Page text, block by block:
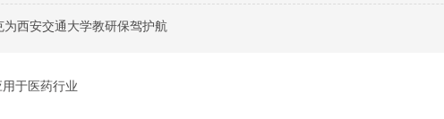
西安交通大学教研保驾护航
于医药行业